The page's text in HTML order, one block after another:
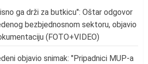
ga drži za butkicu": Oštar odgovor
bezbjednosnom sektoru, objavio
(FOTO+VIDEO)
objavio snimak: "Pripadnici MUP-a